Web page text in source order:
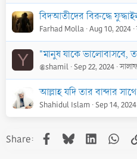
Farhad Molla Aug 10, 2024
Y "মানুষ যাকে ভালোবাসবে,
@shamil Sep 22, 2024
আল্লাহ যদি তার বান্দার
Shahidul Islam Sep 14, 2024
Share: Facebook
BlueskyLinkedIn